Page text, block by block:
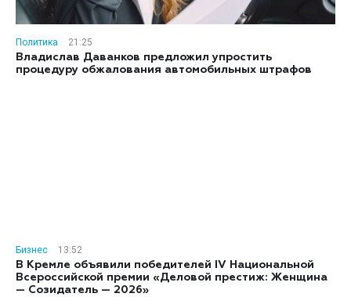
Политика
21:25
Владислав Даванков предложил упростить
процедуру обжалования автомобильных штрафов
Бизнес
13:52
В Кремле объявили победителей IV Национальной
Всероссийской премии «Деловой престиж: Женщина
— Созидатель — 2026»